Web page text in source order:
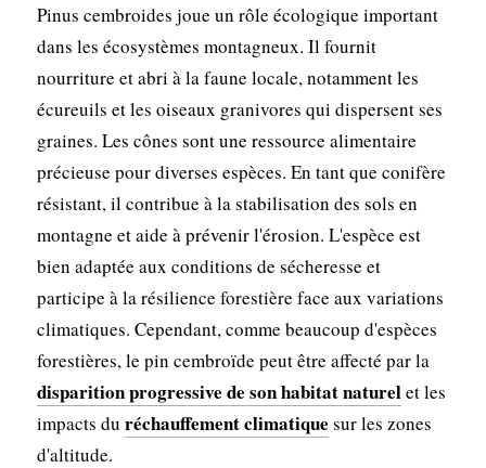
Pinus cembroides joue un rôle écologique important
dans les écosystèmes montagneux. Il fournit
nourriture et abri à la faune locale, notamment les
écureuils et les oiseaux granivores qui dispersent ses
graines. Les cônes sont une ressource alimentaire
précieuse pour diverses espèces. En tant que conifère
résistant, il contribue à la stabilisation des sols en
montagne et aide à prévenir l'érosion. L'espèce est
bien adaptée aux conditions de sécheresse et
participe à la résilience forestière face aux variations
climatiques. Cependant, comme beaucoup d'espèces
forestières, le pin cembroïde peut être affecté par la
disparition progressive de son habitat naturelet les
impacts du réchauffement climatique sur les zones
d'altitude.